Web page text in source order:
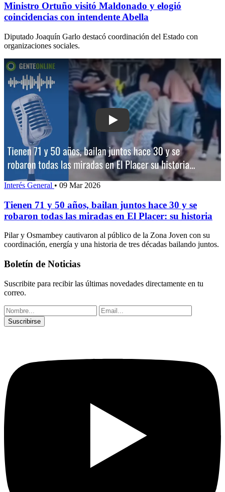
Ministro Ortuño visitó Maldonado y elogió
coincidencias con intendente Abella
Diputado Joaquín Garlo destacó coordinación del Estado con
organizaciones sociales.
Play: Tienen 71 y 50 años, bailan
Interés General • 09 Mar 2026
Tienen 71 y 50 años, bailan juntos hace 30 y se
robaron todas las miradas en El Placer: su historia
Pilar y Osmambey cautivaron al público de la Zona Joven con su
coordinación, energía y una historia de tres décadas bailando juntos.
Boletín de Noticias
Suscribite para recibir las últimas novedades directamente en tu
correo.
Suscribirse